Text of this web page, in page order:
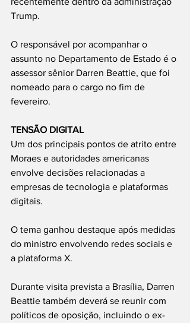
Trump.
O responsável por acompanhar o
assunto no Departamento de Estado é o
assessor sênior Darren Beattie, que foi
nomeado para o cargo no fim de
fevereiro.
TENSÃO DIGITAL
Um dos principais pontos de atrito entre
Moraes e autoridades americanas
envolve decisões relacionadas a
empresas de tecnologia e plataformas
digitais.
O tema ganhou destaque após medidas
do ministro envolvendo redes sociais e
a plataforma X.
Durante visita prevista a Brasília, Darren
Beattie também deverá se reunir com
políticos de oposição, incluindo o ex-